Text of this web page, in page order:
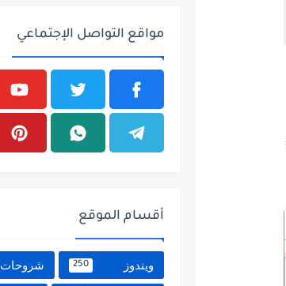
مواقع التواصل الإجتماعي
أقسام الموقع
ويندوز 250 شروحات